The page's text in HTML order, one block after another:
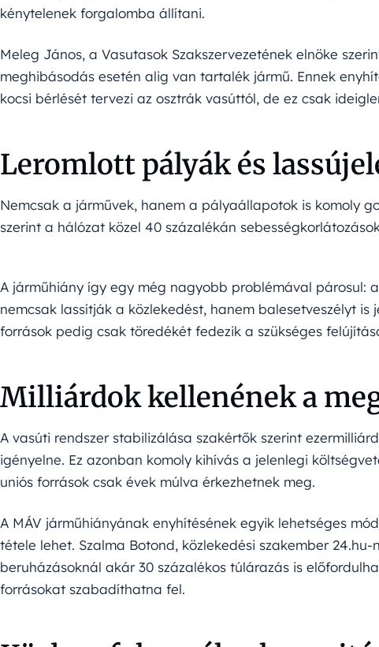
kénytelenek forgalomba állítani.
Meleg János, a Vasutasok Szakszervezetének elnöke
meghibásodás esetén alig van tartalék jármű. Ennek
kocsi bérlését tervezi az osztrák vasúttól, de ez csak
Leromlott pályák és
Nemcsak a járművek, hanem a pályaállapotok is komoly
szerint a hálózat közel 40 százalékán
A járműhiány így egy még nagyobb problémával párosul:
nemcsak lassítják a közlekedést, hanem balesetveszélyt is
források pedig csak töredékét fedezik a szükséges
Milliárdok kellenének a
A vasúti rendszer stabilizálása szakértők szerint
igényelne. Ez azonban komoly kihívás a jelenlegi
uniós források csak évek múlva érkezhetnek meg.
A MÁV járműhiányának enyhítésének egyik lehetséges
tétele lehet. Szalma Botond, közlekedési szakember
beruházásoknál akár 30 százalékos túlárazás is
forrásokat szabadíthatna fel.